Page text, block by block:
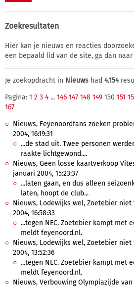
Zoekresultaten
Hier kan je nieuws en reacties
een bepaald lid van de site, ga dan naar
Je zoekopdracht in Nieuws had 4.154
Pagina: 1 2 3 4 ... 146 147 148 149 150 151
167
Nieuws, Feyenoordfans zoeken
2004, 16:19:31
...de stad uit. Twee personen
raakte lichtgewond....
Nieuws, Geen losse kaartverkoop
januari 2004, 15:23:37
...laten gaan, en dus alleen
laten, hoopt de club...
Nieuws, Lodewijks wel, Zoetebier niet
2004, 16:58:33
...tegen NEC. Zoetebier kampt met
meldt feyenoord.nl.
Nieuws, Lodewijks wel, Zoetebier niet
2004, 13:52:36
...tegen NEC. Zoetebier kampt met
meldt feyenoord.nl.
Nieuws, Verbouwing Olympiazijde